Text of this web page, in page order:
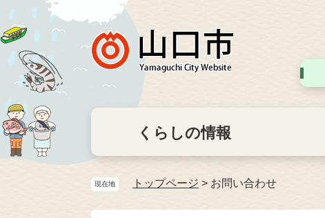
くらしの情報
現在地 トップページ > お問い合わせ